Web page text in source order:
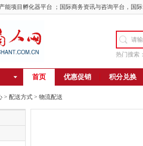
项目孵化器平台 ；国际商务资讯与咨询平台，国
热门搜索
首页 优惠促销 积分兑换
> 配送方式 > 物流配送